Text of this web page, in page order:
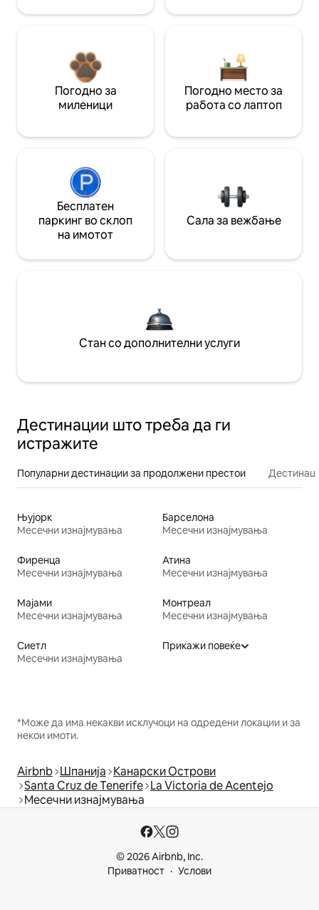
Погодно за
миленици
Погодно место за
работа со лаптоп
Бесплатен
паркинг во склоп
на имотот
Сала за вежбање
Стан со дополнителни услуги
Дестинации што треба да ги
истражите
Популарни дестинации за продолжени престои
Њујорк
Месечни изнајмувања
Барселона
Месечни изнајмувања
Фиренца
Месечни изнајмувања
Атина
Месечни изнајмувања
Мајами
Месечни изнајмувања
Монтреал
Месечни изнајмувања
Сиетл
Месечни изнајмувања
Прикажи повеќе
*Може да има некакви исклучоци на одредени локации и за
некои имоти.
Airbnb Шпанија Канарски Острови
Santa Cruz de Tenerife La Victoria de Acentejo
Месечни изнајмувања
© 2026 Airbnb, Inc.
Приватност
Услови